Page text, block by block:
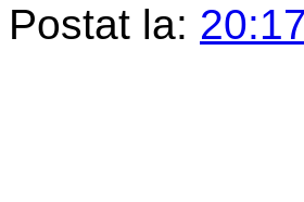
Postat la: